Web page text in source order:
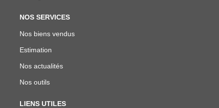
NOS SERVICES
Nos biens vendus
Estimation
Nos actualités
Nos outils
LIENS UTILES